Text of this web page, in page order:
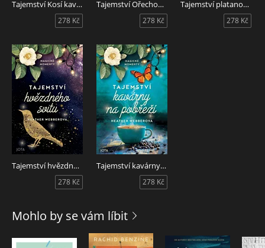
Tajemství hvězdného svitu je dojemný román prodchnutý
magií, romantikou a tajemstvím, odehrávající se v malé
komunitě jižanského městečka.
Tajemství Kosí kavárny
278 Kč
Tajemství Ořechové aleje
278 Kč
Tajemství platanového knoflíku
278 Kč
Tajemství hvězdného svitu
278 Kč
Tajemství kavárny na pobřeží
278 Kč
Mohlo by se vám líbit